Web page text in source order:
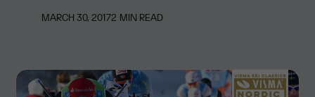
MARCH 30, 20172 MIN READ